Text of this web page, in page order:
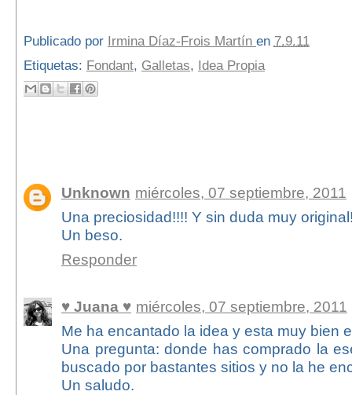
Publicado por Irmina Díaz-Frois Martín en 7.9.11
Etiquetas: Fondant, Galletas, Idea Propia
Unknown miércoles, 07 septiembre, 2011
Una preciosidad!!!! Y sin duda muy
Un beso.
Responder
♥ Juana ♥ miércoles, 07 septiembre, 2011
Me ha encantado la idea y esta muy bien
Una pregunta: donde has comprado la
buscado por bastantes sitios y no la he
Un saludo.